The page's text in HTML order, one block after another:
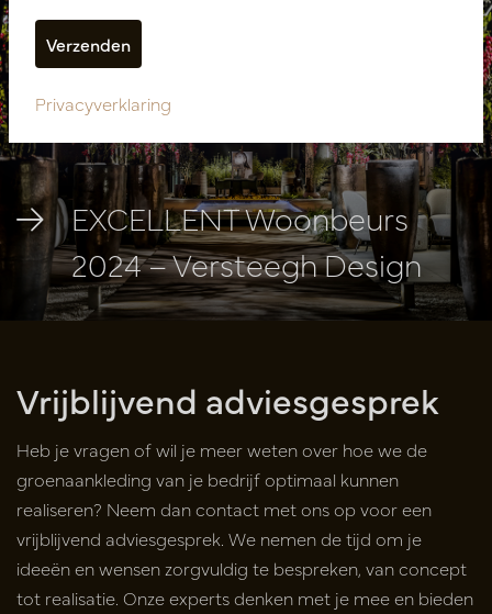
EXCELLENT Woonbeurs
2024 – Versteegh Design
Vrijblijvend adviesgesprek
Heb je vragen of wil je meer weten over hoe we de
groenaankleding van je bedrijf optimaal kunnen
realiseren? Neem dan contact met ons op voor een
vrijblijvend adviesgesprek. We nemen de tijd om je
ideeën en wensen zorgvuldig te bespreken, van concept
tot realisatie. Onze experts denken met je mee en bieden
Privacyverklaring